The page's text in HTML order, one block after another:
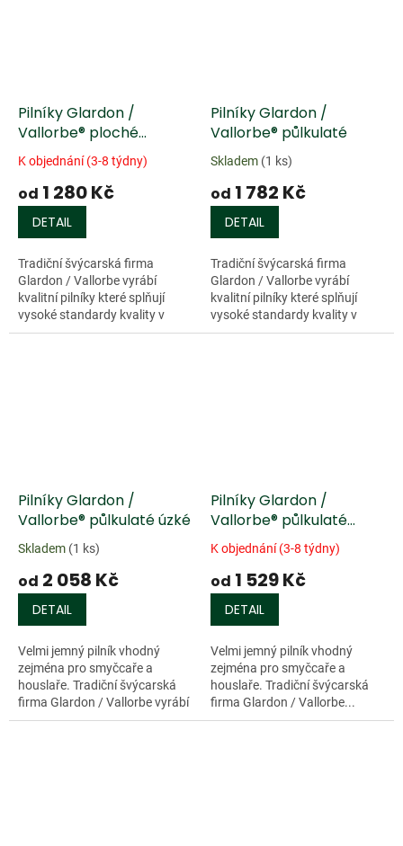
Pilníky Glardon /
Vallorbe® ploché
špičaté
K objednání (3-8 týdny)
od 1 280 Kč
DETAIL
Tradiční švýcarská firma
Glardon / Vallorbe vyrábí
kvalitní pilníky které splňují
vysoké standardy kvality v
průmyslu. 200 letá zkušenost
Pilníky Glardon /
Vallorbe® půlkulaté
Skladem (1 ks)
od 1 782 Kč
DETAIL
Tradiční švýcarská firma
Glardon / Vallorbe vyrábí
kvalitní pilníky které splňují
vysoké standardy kvality v
průmyslu. 200 letá zkušenost
Pilníky Glardon /
Vallorbe® půlkulaté úzké
Skladem (1 ks)
od 2 058 Kč
DETAIL
Velmi jemný pilník vhodný
zejména pro smyčcaře a
houslaře. Tradiční švýcarská
firma Glardon / Vallorbe vyrábí
kvalitní pilníky které splňují
Pilníky Glardon /
Vallorbe® půlkulaté
úzké, rukojeť z Jasanu
K objednání (3-8 týdny)
od 1 529 Kč
DETAIL
Velmi jemný pilník vhodný
zejména pro smyčcaře a
houslaře. Tradiční švýcarská
firma Glardon / Vallorbe...